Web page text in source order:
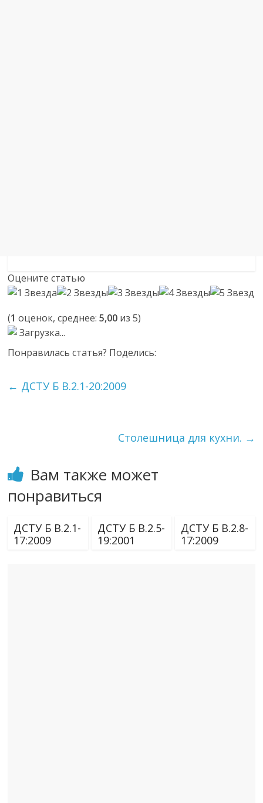
Оцените статью
(1 оценок, среднее:5,00 из 5)
Загрузка...
Понравилась статья? Поделись:
← ДСТУ Б В.2.1-20:2009
Столешница для кухни. →
Вам также может
понравиться
ДСТУ Б В.2.1-
17:2009
ДСТУ Б В.2.5-
19:2001
ДСТУ Б В.2.8-
17:2009